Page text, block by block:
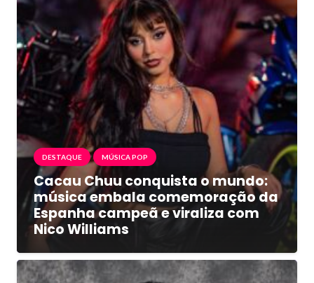
DESTAQUE MÚSICA POP
Cacau Chuu conquista o mundo:
música embala comemoração da
Espanha campeã e viraliza com
Nico Williams